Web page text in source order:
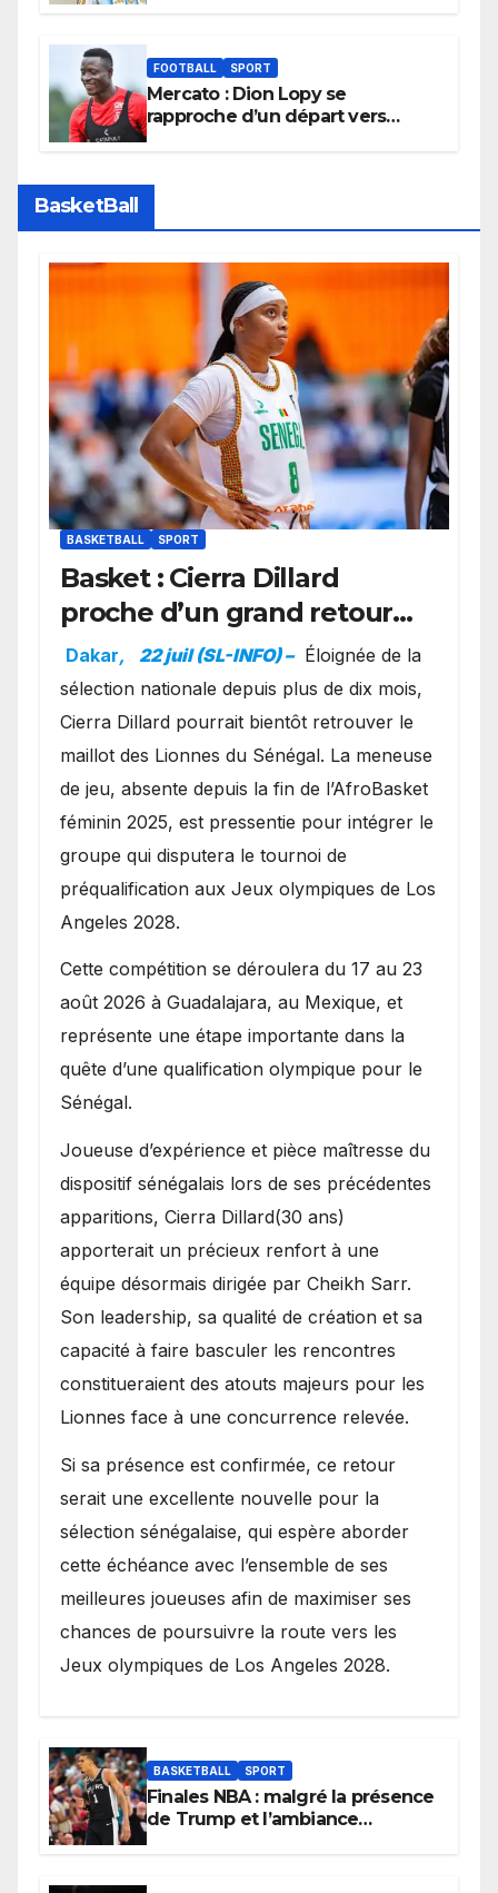
FOOTBALL SPORT
Mercato : Dion Lopy se
rapproche d’un départ vers
BasketBall
BASKETBALL SPORT
Basket : Cierra Dillard
proche d’un grand retour
avec les Lionnes ?
Dakar, 22 juil (SL-INFO) – Éloignée de la
sélection nationale depuis plus de dix mois,
Cierra Dillard pourrait bientôt retrouver le
maillot des Lionnes du Sénégal. La meneuse
de jeu, absente depuis la fin de l’AfroBasket
féminin 2025, est pressentie pour intégrer le
groupe qui disputera le tournoi de
préqualification aux Jeux olympiques de Los
Angeles 2028.
Cette compétition se déroulera du 17 au 23
août 2026 à Guadalajara, au Mexique, et
représente une étape importante dans la
quête d’une qualification olympique pour le
Sénégal.
Joueuse d’expérience et pièce maîtresse du
dispositif sénégalais lors de ses précédentes
apparitions, Cierra Dillard(30 ans)
apporterait un précieux renfort à une
équipe désormais dirigée par Cheikh Sarr.
Son leadership, sa qualité de création et sa
capacité à faire basculer les rencontres
constitueraient des atouts majeurs pour les
Lionnes face à une concurrence relevée.
Si sa présence est confirmée, ce retour
serait une excellente nouvelle pour la
sélection sénégalaise, qui espère aborder
cette échéance avec l’ensemble de ses
meilleures joueuses afin de maximiser ses
chances de poursuivre la route vers les
Jeux olympiques de Los Angeles 2028.
BASKETBALL SPORT
Finales NBA : malgré la présence
de Trump et l’ambiance